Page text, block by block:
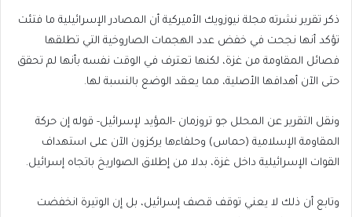
ذكر تقرير نشرته مجلة نيوزويك الأميركية أن المصادر الإسرائيلية ما فتئت
تؤكد أنها نجحت في خفض عدد الهجمات الصاروخية التي تطلقها
فصائل المقاومة من غزة، لكنها تعترف في الوقت نفسه بأنها لم تحقق
حتى الآن أهدافها الأصلية، مما يعقد الوضع بالنسبة لها.
ونقل التقرير عن المحلل جو تروزمان -المؤيد لإسرائيل- قوله إن حركة
المقاومة الإسلامية (حماس) وحلفاءها يركزون الآن على استهداف
القوات الإسرائيلية داخل غزة، بدلا من إطلاق الصواريخ باتجاه إسرائيل.
وتابع أن ذلك لا يعني توقف قصف إسرائيل، بل إن الوتيرة انخفضت